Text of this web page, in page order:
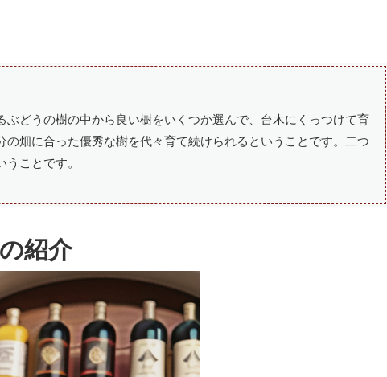
どうの樹の中から良い樹をいくつか選んで、台木にくっつけて育
畑に合った優秀な樹を代々育て続けられるということです。二つ
ことです。
紹介